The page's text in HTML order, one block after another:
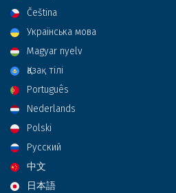
Čeština
Українська мова
Magyar nyelv
Қазақ тілі
Português
Nederlands
Polski
Русский
中文
日本語